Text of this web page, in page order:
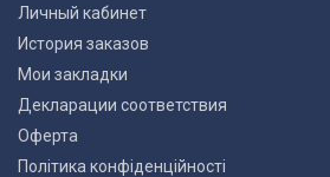
Личный кабинет
История заказов
Мои закладки
Декларации соответствия
Оферта
Політика конфіденційності